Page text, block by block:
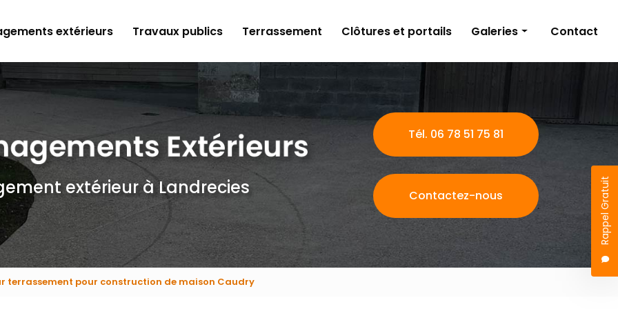
Rappel Gratuit
extérieurs Travaux publics Terrassement Clôtures et portails Galeries
Clôtures et portails
Contact
extérieurà Landrecies
Tél. 06 78 51 75 81
Contactez-nous
terrassement pour construction de maison Caudry